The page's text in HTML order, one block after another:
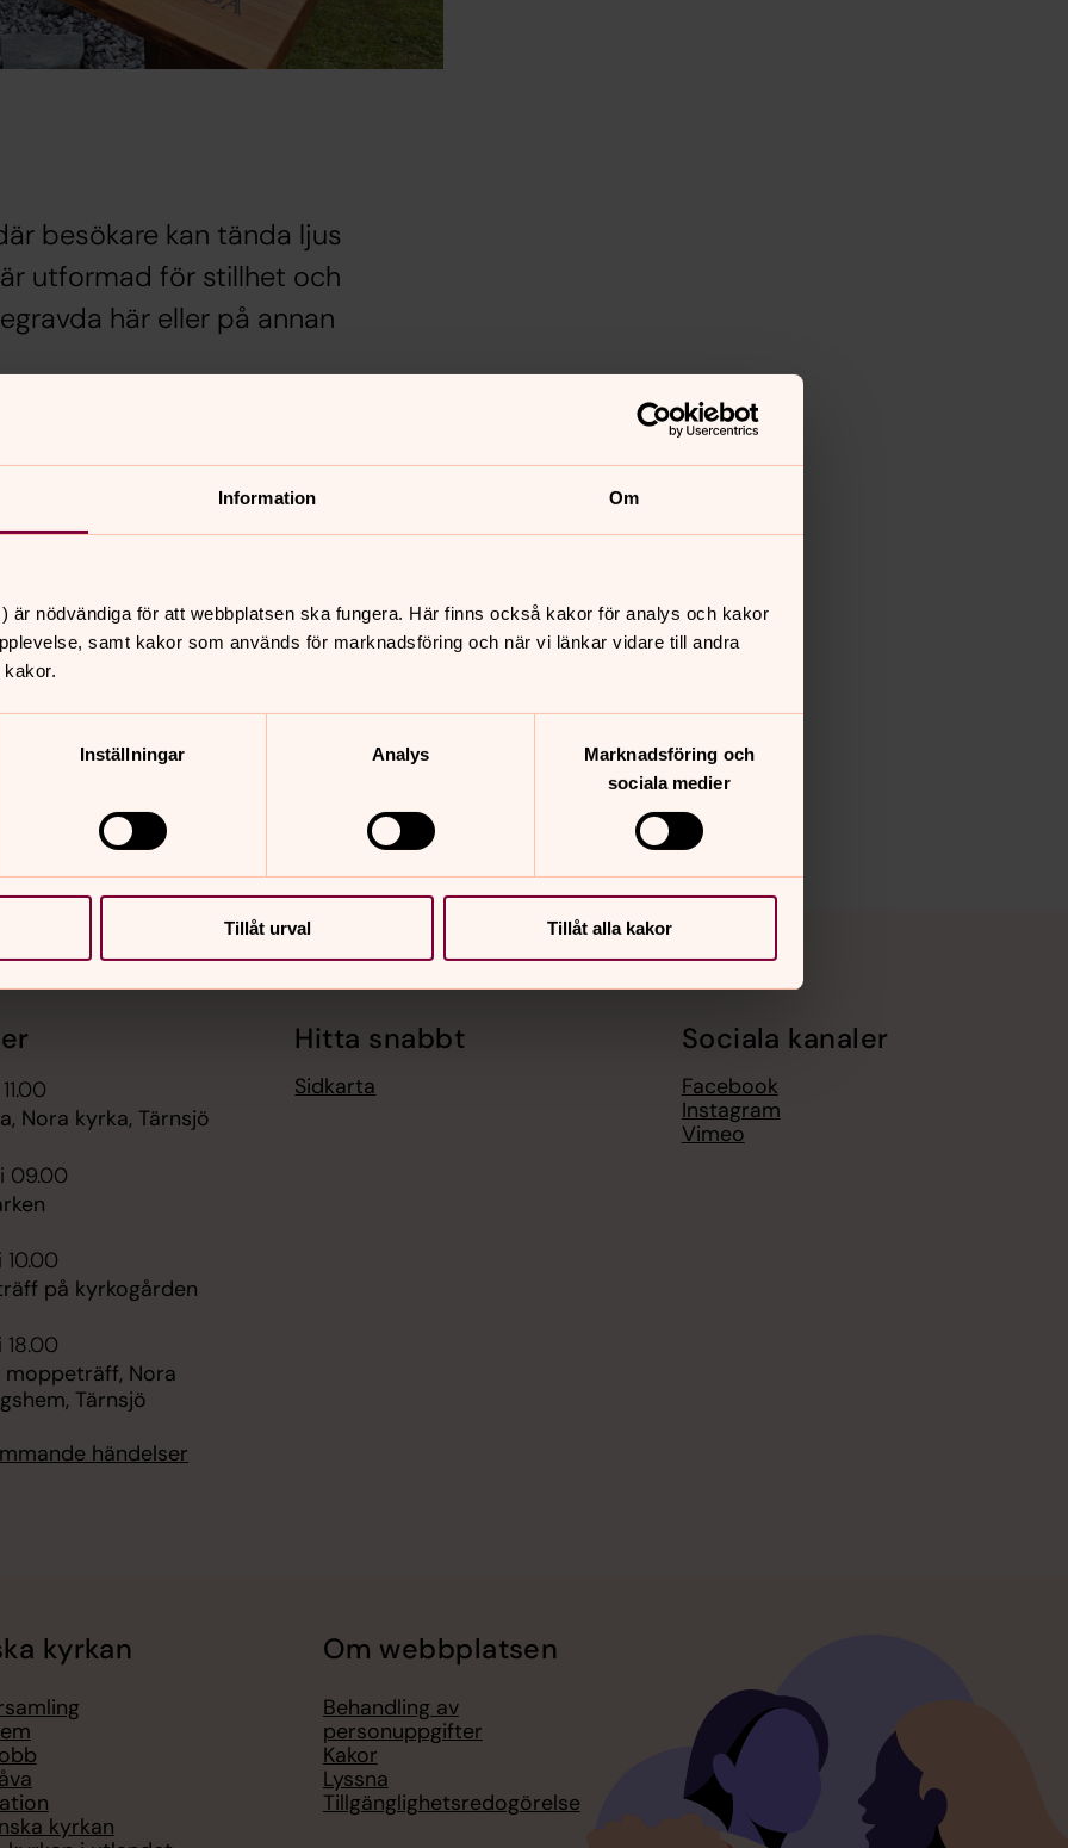
Information Om
är nödvändiga för att webbplatsen ska fungera. Här finns också kakor för analys och kakor
samt kakor som används för marknadsföring och när vi länkar vidare till andra
Inställningar Analys
Marknadsföring och
sociala medier
Tillåt urval Tillåt alla kakor
besökare kan tända ljus
utformad för stillhet och
här eller på annan
sätta dig en stund och låta tankarna
stillhet och närvaro, oavsett var
Nora kyrka, Tärnsjö
09.00
10.00
på kyrkogården
18.00
Nora
Tärnsjö
händelser
Hitta snabbt
Sidkarta
Sociala kanaler
Facebook
Instagram
Vimeo
kyrkan
kyrkan
Om webbplatsen
Behandling av
personuppgifter
Kakor
Lyssna
Tillgänglighetsredogörelse